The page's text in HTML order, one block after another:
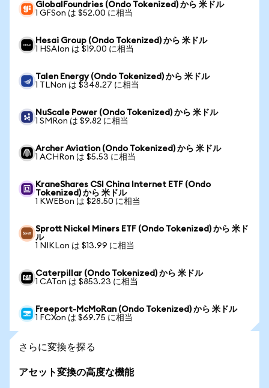
GlobalFoundries (Ondo Tokenized) から 米ドル
1 GFSon は $52.00 に相当
Hesai Group (Ondo Tokenized) から 米ドル
1 HSAIon は $19.00 に相当
Talen Energy (Ondo Tokenized) から 米ドル
1 TLNon は $348.27 に相当
NuScale Power (Ondo Tokenized) から 米ドル
1 SMRon は $9.82 に相当
Archer Aviation (Ondo Tokenized) から 米ドル
1 ACHRon は $5.53 に相当
KraneShares CSI China Internet ETF (Ondo
Tokenized) から 米ドル
1 KWEBon は $28.50 に相当
Sprott Nickel Miners ETF (Ondo Tokenized) から 米ド
ル
1 NIKLon は $13.99 に相当
Caterpillar (Ondo Tokenized) から 米ドル
1 CATon は $853.23 に相当
Freeport-McMoRan (Ondo Tokenized) から 米ドル
1 FCXon は $69.75 に相当
さらに変換を探る
アセット変換の高度な機能